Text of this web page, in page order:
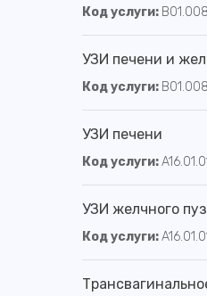
Код услуги:
УЗИ печени и
Код услуги:
УЗИ печени
Код услуги:
УЗИ желчного
Код услуги: